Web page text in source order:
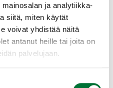
ja analytiikka-
siitä, miten käytät
voivat yhdistää näitä
antanut heille tai joita on
palvelujaan.
vaikutukset kannan
ja alueellisesti.
valmistelee
maa- ja
metsätalousministeriö laatii